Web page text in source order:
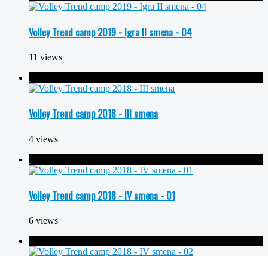
Volley Trend camp 2019 - Igra II smena - 04
11 views
Volley Trend camp 2018 - III smena
4 views
Volley Trend camp 2018 - IV smena - 01
6 views